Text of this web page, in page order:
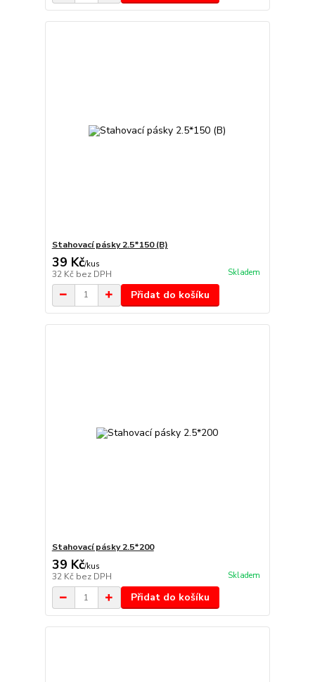
Stahovací pásky 2.5*150 (B)
39 Kč/kus
32 Kč bez DPH Skladem
Přidat do košíku
Stahovací pásky 2.5*200
39 Kč/kus
32 Kč bez DPH Skladem
Přidat do košíku